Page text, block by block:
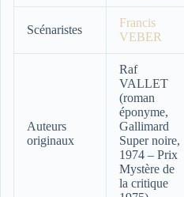
Scénaristes
Francis
VEBER
Auteurs
originaux
Raf
VALLET
(roman
éponyme,
Gallimard
Super noire,
1974 – Prix
Mystère de
la critique